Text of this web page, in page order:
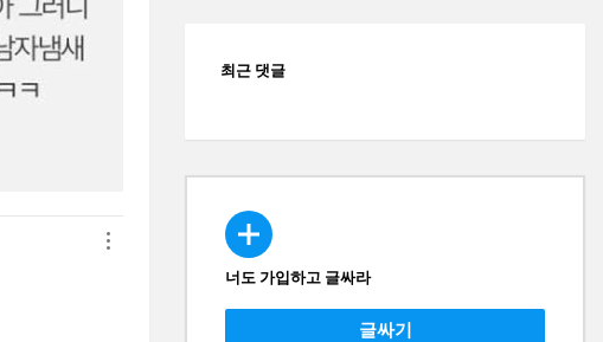
최근 댓글
CREATE
너도 가입하고 글싸라
글싸기